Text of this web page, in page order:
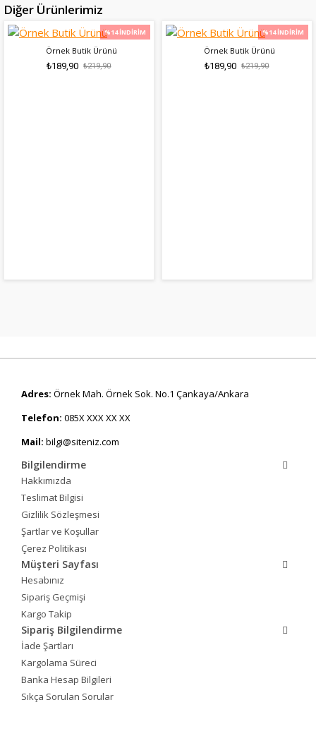
Diğer Ürünlerimiz
%14 İNDIRIM
Örnek Butik Ürünü
₺189,90 ₺219,90
%14 İNDIRIM
Örnek Butik Ürünü
₺189,90 ₺219,90
Adres: Örnek Mah. Örnek Sok. No.1 Çankaya/Ankara
Telefon: 085X XXX XX XX
Mail: bilgi@siteniz.com
Bilgilendirme
Hakkımızda
Teslimat Bilgisi
Gizlilik Sözleşmesi
Şartlar ve Koşullar
Çerez Politikası
Müşteri Sayfası
Hesabınız
Sipariş Geçmişi
Kargo Takip
Sipariş Bilgilendirme
İade Şartları
Kargolama Süreci
Banka Hesap Bilgileri
Sıkça Sorulan Sorular